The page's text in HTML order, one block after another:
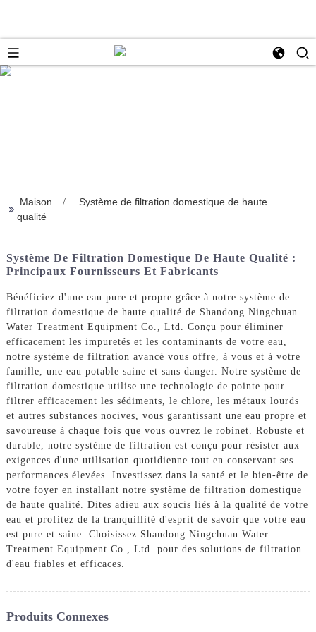
>> Maison
Système de filtration domestique de haute
qualité
Système De Filtration Domestique De Haute Qualité :
Principaux Fournisseurs Et Fabricants
Bénéficiez d'une eau pure et propre grâce à notre système de
filtration domestique de haute qualité de Shandong Ningchuan
Water Treatment Equipment Co., Ltd. Conçu pour éliminer
efficacement les impuretés et les contaminants de votre eau,
notre système de filtration avancé vous offre, à vous et à votre
famille, une eau potable saine et sans danger. Notre système de
filtration domestique utilise une technologie de pointe pour
filtrer efficacement les sédiments, le chlore, les métaux lourds
et autres substances nocives, vous garantissant une eau propre et
savoureuse à chaque fois que vous ouvrez le robinet. Robuste et
durable, notre système de filtration est conçu pour résister aux
exigences d'une utilisation quotidienne tout en conservant ses
performances élevées. Investissez dans la santé et le bien-être de
votre foyer en installant notre système de filtration domestique
de haute qualité. Dites adieu aux soucis liés à la qualité de votre
eau et profitez de la tranquillité d'esprit de savoir que votre eau
est pure et saine. Choisissez Shandong Ningchuan Water
Treatment Equipment Co., Ltd. pour des solutions de filtration
d'eau fiables et efficaces.
Produits Connexes